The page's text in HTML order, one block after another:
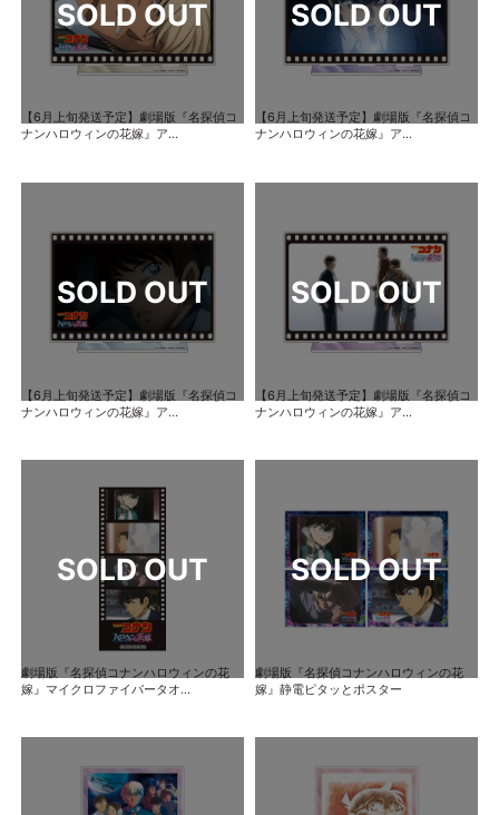
【6月上旬発送予定】劇場版『名探偵コ
ナンハロウィンの花嫁』ア...
【6月上旬発送予定】劇場版『名探偵コ
ナンハロウィンの花嫁』ア...
【6月上旬発送予定】劇場版『名探偵コ
ナンハロウィンの花嫁』ア...
【6月上旬発送予定】劇場版『名探偵コ
ナンハロウィンの花嫁』ア...
劇場版『名探偵コナンハロウィンの花
嫁』マイクロファイバータオ...
劇場版『名探偵コナンハロウィンの花
嫁』静電ピタッとポスター